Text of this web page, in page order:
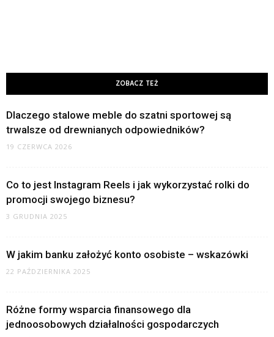
ZOBACZ TEŻ
Dlaczego stalowe meble do szatni sportowej są
trwalsze od drewnianych odpowiedników?
19 CZERWCA 2026
Co to jest Instagram Reels i jak wykorzystać rolki do
promocji swojego biznesu?
3 GRUDNIA 2025
W jakim banku założyć konto osobiste – wskazówki
22 PAŹDZIERNIKA 2025
Różne formy wsparcia finansowego dla
jednoosobowych działalności gospodarczych